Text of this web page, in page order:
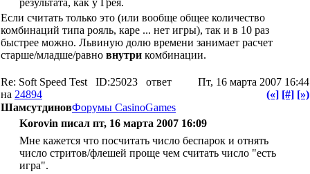
результата, как у Грея.
Если считать только это (или вообще общее количество
комбинаций типа рояль, каре ... нет игры), так и в 10 раз
быстрее можно. Львиную долю времени занимает расчет
старше/младше/равно внутри комбинации.
Re: Soft Speed Test ID:25023 ответ
на 24894
Пт, 16 марта 2007 16:44
(«] [#] [»)
ШамсутдиновФорумы CasinoGames
Korovin писал пт, 16 марта 2007 16:09
Мне кажется что посчитать число беспарок и отнять
число стритов/флешей проще чем считать число "есть
игра".